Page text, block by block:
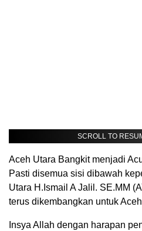
SCROLL TO
Aceh Utara Bangkit menjadi
Pasti disemua sisi dibawah
Utara H.Ismail A Jalil. SE.MM
terus dikembangkan untuk
Insya Allah dengan harapan